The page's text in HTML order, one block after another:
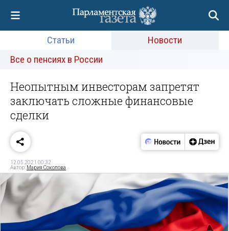
Статьи
Новости
Все о пенсиях в России
Неопытным инвесторам запретят
заключать сложные финансовые
сделки
12.05.2021 00:32
Автор: Мария Соколова